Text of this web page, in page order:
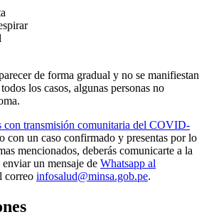
de forma gradual y no se manifiestan
los casos, algunas personas no
con transmisión comunitaria del COVID-
con un caso confirmado y presentas por lo
mencionados, deberás comunicarte a la
enviar un mensaje de Whatsapp al
correo infosalud@minsa.gob.pe.